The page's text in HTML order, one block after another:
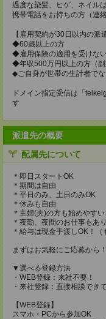
過度な染髪、ヒゲ、ネイル
携帯電話をお持ちの方（連
【雇用契約が30日以内の派
◆60歳以上の方
◆雇用保険の適用を受けな
◆年収500万円以上の方（副
◆ご自身が世帯の生計者で
ドメイン指定受信は「
す
派遣先の概要
配属先について
＊即日スタートOK
＊期間は自由
＊平日のみ、土日のみOK
＊休みも自由
＊主婦(夫)の方も始めやすい
＊夜勤、夜間のお仕事もあり
＊給与は現金手渡しOK！（
まずはお気軽にご応募から！
▼選べる登録方法
・WEB登録：来社不要！
・来社登録：直接相談でき
【WEB登録】
スマホ・PCから参加OK